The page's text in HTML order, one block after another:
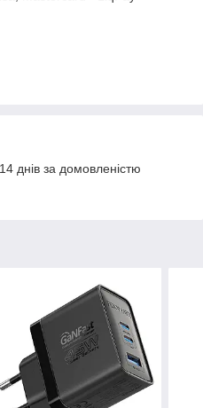
днів за домовленістю